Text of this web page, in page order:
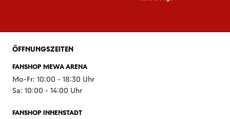
ÖFFNUNGSZEITEN
FANSHOP MEWA ARENA
Mo-Fr: 10:00 - 18:30 Uhr
Sa: 10:00 - 14:00 Uhr
FANSHOP INNENSTADT